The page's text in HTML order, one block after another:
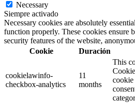
Necessary
Siempre activado
Necessary cookies are absolutely
function properly. These cookies ensure
security features of the website,
Cookie
Duración
cookielawinfo-
checkbox-analytics
11
months
This
cookie